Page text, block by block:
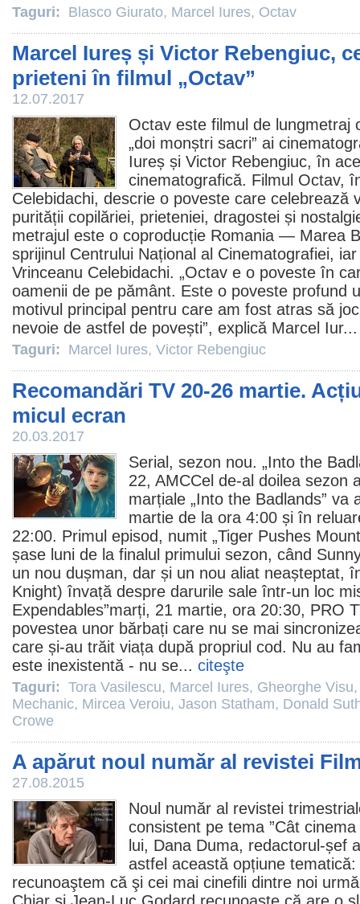
Taguri: Blasco Giurato, Marcel Iures, Octav
Marcel Iureș și Victor Rebengiuc,
prieteni în filmul „Octav”
12.07.2017
Octav este filmul de lungmetraj
„doi monștri sacri” ai
Iureș și Victor Rebengiuc, în
cinematografică. Filmul Octav,
Celebidachi, descrie o poveste care celebrează
purității copilăriei, prieteniei, dragostei și
metrajul este o coproducție Romania — Marea
sprijinul Centrului Național al Cinematografiei,
Vrinceanu Celebidachi. „Octav e o poveste în
oamenii de pe pământ. Este o poveste profund
motivul principal pentru care am fost atras să
nevoie de astfel de povești”, explică Marcel
Taguri: Marcel Iures, Victor Rebengiuc
Recomandări TV 20-26 martie.
micul ecran
20.03.2017
Serial, sezon nou. „Into the
22, AMCCel de-al doilea sezon
marțiale „Into the Badlands” va
martie de la ora 4:00 și în
22:00. Primul episod, numit „Tiger Pushes
șase luni de la finalul primului sezon, când
un nou dușman, dar și un nou aliat neașteptat,
Knight) învață despre darurile sale într-un loc
Expendables”marți, 21 martie, ora 20:30, PRO
povestea unor bărbați care nu se mai
care și-au trăit viața după propriul cod. Nu au
este inexistentă - nu se... citeşte
Taguri: Tora Vasilescu, Marcel Iures, Gheorghe Visu
Mechanic, Mircea Veroiu, Jason Statham, Donald
Crowe
A apărut noul număr al revistei
27.08.2015
Noul număr al revistei
consistent pe tema ”Cât cinema
lui, Dana Duma, redactorul-șef
astfel această opțiune tematică:
recunoaştem că şi cei mai cinefili dintre noi